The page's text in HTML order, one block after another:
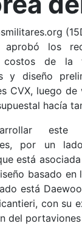
aprobó los
de la
y diseño
CVX, luego de
hacía
por un
está
basado en
está
con su
del